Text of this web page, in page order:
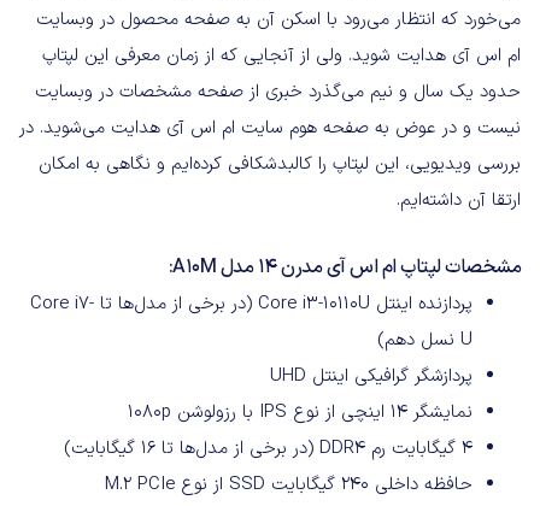
می‌خورد که انتظار می‌رود با اسکن آن به صفحه محصول در وبسایت
ام اس آی هدایت شوید. ولی از آنجایی که از زمان معرفی این لپتاپ
حدود یک سال و نیم می‌گذرد خبری از صفحه مشخصات در وبسایت
نیست و در عوض به صفحه هوم سایت ام اس آی هدایت می‌شوید. در
بررسی ویدیویی، این لپتاپ را کالبدشکافی کرده‌ایم و نگاهی به امکان
ارتقا آن داشته‌ایم.
مشخصات لپتاپ ام اس آی مدرن ۱۴ مدل A10M:
پردازنده اینتل Core i3-10110U (در برخی از مدل‌ها تا Core i7-
U نسل دهم)
پردازشگر گرافیکی اینتل UHD
نمایشگر ۱۴ اینچی از نوع IPS با رزولوشن ۱۰۸۰p
۴ گیگابایت رم DDR4 (در برخی از مدل‌ها تا ۱۶ گیگابایت)
حافظه داخلی ۲۴۰ گیگابایت SSD از نوع M.2 PCIe